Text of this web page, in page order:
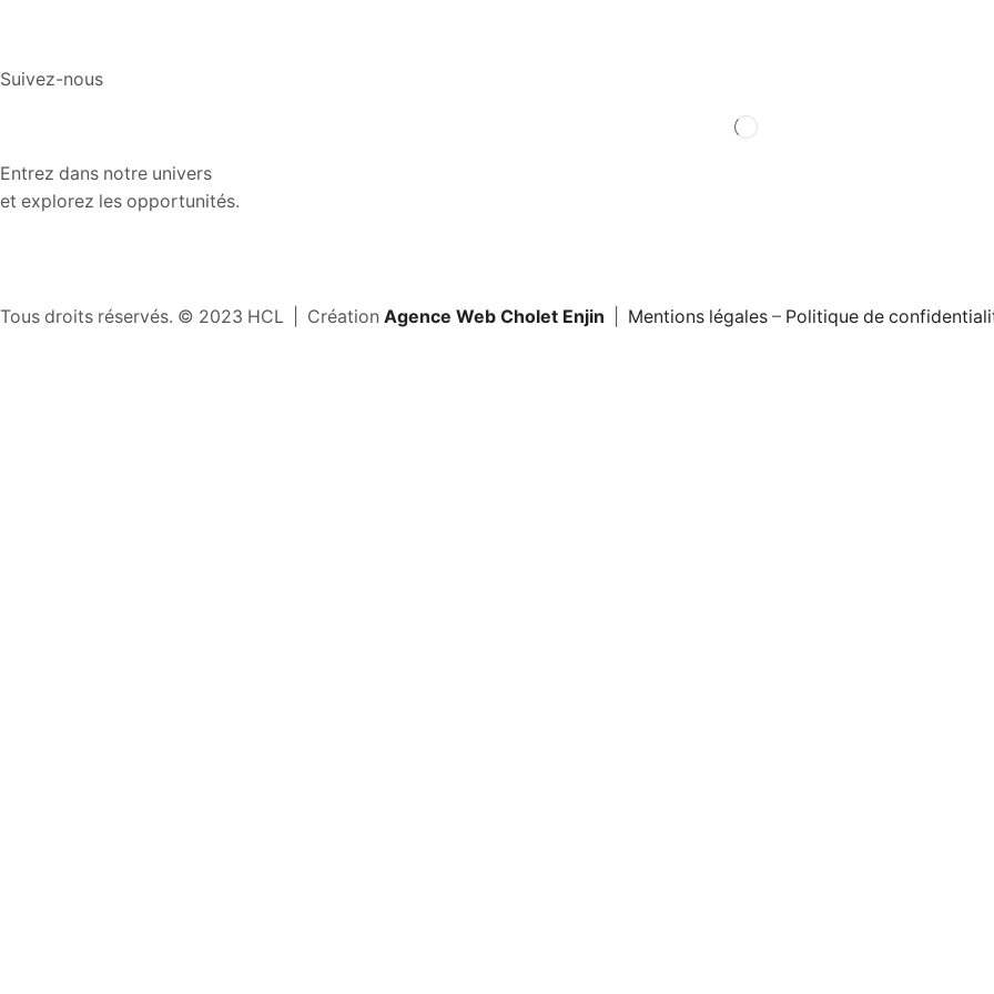
Suivez-nous
Entrez dans notre univers
et explorez les opportunités.
Tous droits réservés. © 2023 HCL | Création Agence Web Cholet Enjin Mentions légales – Politique de